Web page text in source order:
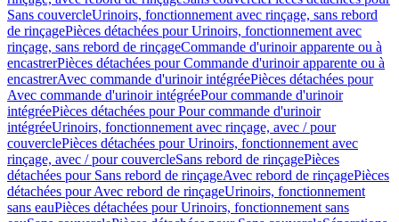
Sans couvercleUrinoirs, fonctionnement avec rinçage, sans rebord
de rinçagePièces détachées pour Urinoirs, fonctionnement avec
rinçage, sans rebord de rinçageCommande d'urinoir apparente ou à
encastrerPièces détachées pour Commande d'urinoir apparente ou à
encastrerAvec commande d'urinoir intégréePièces détachées pour
Avec commande d'urinoir intégréePour commande d'urinoir
intégréePièces détachées pour Pour commande d'urinoir
intégréeUrinoirs, fonctionnement avec rinçage, avec / pour
couverclePièces détachées pour Urinoirs, fonctionnement avec
rinçage, avec / pour couvercleSans rebord de rinçagePièces
détachées pour Sans rebord de rinçageAvec rebord de rinçagePièces
détachées pour Avec rebord de rinçageUrinoirs, fonctionnement
sans eauPièces détachées pour Urinoirs, fonctionnement sans